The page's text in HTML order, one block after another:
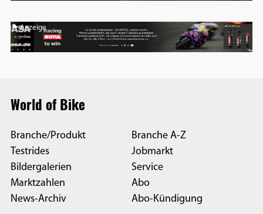
Anzeige
World of Bike
Branche/Produkt
Testrides
Bildergalerien
Marktzahlen
News-Archiv
Branche A-Z
Jobmarkt
Service
Abo
Abo-Kündigung